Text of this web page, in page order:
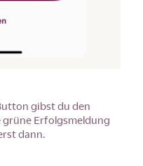
gibst du den
Erfolgsmeldung
dann.